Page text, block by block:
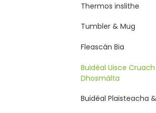
Thermos inslithe
Tumbler & Mug
Fleascán Bia
Buidéal Uisce Cruach
Dhosmálta
Buidéal Plaisteacha